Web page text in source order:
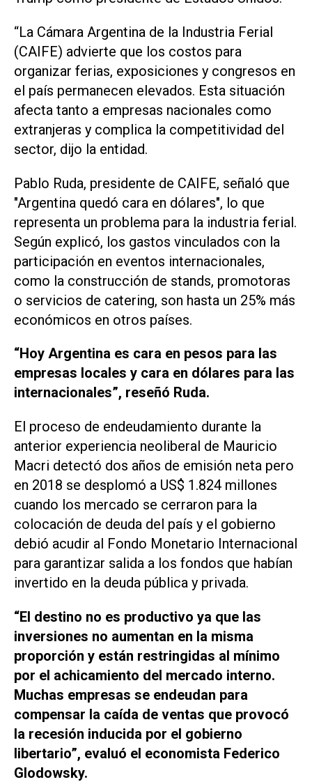
“La Cámara Argentina de la Industria Ferial
(CAIFE) advierte que los costos para
organizar ferias, exposiciones y congresos en
el país permanecen elevados. Esta situación
afecta tanto a empresas nacionales como
extranjeras y complica la competitividad del
sector, dijo la entidad.
Pablo Ruda, presidente de CAIFE, señaló que
"Argentina quedó cara en dólares", lo que
representa un problema para la industria ferial.
Según explicó, los gastos vinculados con la
participación en eventos internacionales,
como la construcción de stands, promotoras
o servicios de catering, son hasta un 25% más
económicos en otros países.
“Hoy Argentina es cara en pesos para las
empresas locales y cara en dólares para las
internacionales”, reseñó Ruda.
El proceso de endeudamiento durante la
anterior experiencia neoliberal de Mauricio
Macri detectó dos años de emisión neta pero
en 2018 se desplomó a US$ 1.824 millones
cuando los mercado se cerraron para la
colocación de deuda del país y el gobierno
debió acudir al Fondo Monetario Internacional
para garantizar salida a los fondos que habían
invertido en la deuda pública y privada.
“El destino no es productivo ya que las
inversiones no aumentan en la misma
proporción y están restringidas al mínimo
por el achicamiento del mercado interno.
Muchas empresas se endeudan para
compensar la caída de ventas que provocó
la recesión inducida por el gobierno
libertario”, evaluó el economista Federico
Glodowsky.